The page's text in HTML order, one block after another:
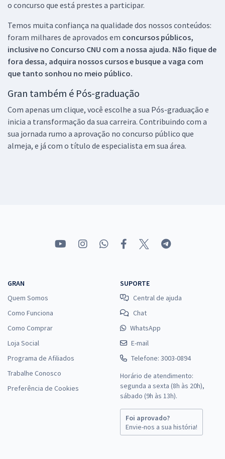
o concurso que está prestes a participar.
Temos muita confiança na qualidade dos nossos conteúdos:
foram milhares de aprovados em concursos públicos,
inclusive no Concurso CNU com a nossa ajuda. Não fique de
fora dessa, adquira nossos cursos e busque a vaga com
que tanto sonhou no meio público.
Gran também é Pós-graduação
Com apenas um clique, você escolhe a sua Pós-graduação e
inicia a transformação da sua carreira. Contribuindo com a
sua jornada rumo a aprovação no concurso público que
almeja, e já com o título de especialista em sua área.
GRAN
Quem Somos
Como Funciona
Como Comprar
Loja Social
Programa de Afiliados
Trabalhe Conosco
Preferência de Cookies
SUPORTE
Central de ajuda
Chat
WhatsApp
E-mail
Telefone: 3003-0894
Horário de atendimento:
segunda a sexta (8h às 20h),
sábado (9h às 13h).
Foi aprovado?
Envie-nos a sua história!